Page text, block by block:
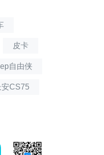
皮卡
自由侠
安CS75